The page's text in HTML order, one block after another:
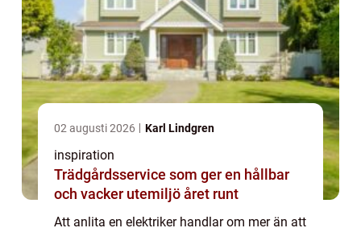
02 augusti 2026 Karl Lindgren
inspiration
Trädgårdsservice som ger en hållbar
och vacker utemiljö året runt
Att anlita en elektriker handlar om mer än att